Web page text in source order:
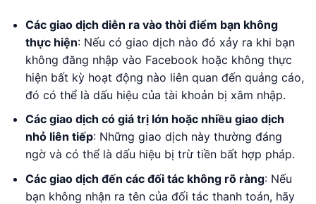
Các giao dịch diễn ra vào thời điểm bạn không
thực hiện: Nếu có giao dịch nào đó xảy ra khi bạn
không đăng nhập vào Facebook hoặc không thực
hiện bất kỳ hoạt động nào liên quan đến quảng cáo,
đó có thể là dấu hiệu của tài khoản bị xâm nhập.
Các giao dịch có giá trị lớn hoặc nhiều giao dịch
nhỏ liên tiếp: Những giao dịch này thường đáng
ngờ và có thể là dấu hiệu bị trừ tiền bất hợp pháp.
Các giao dịch đến các đối tác không rõ ràng: Nếu
bạn không nhận ra tên của đối tác thanh toán, hãy